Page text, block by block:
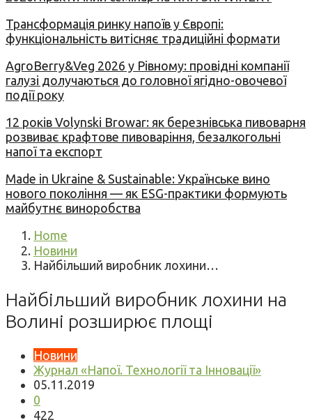
Трансформація ринку напоїв у Європі:
функціональність витісняє традиційні формати
AgroBerry&Veg 2026 у Рівному: провідні компанії
галузі долучаються до головної ягідно-овочевої
події року
12 років Volynski Browar: як березнівська пивоварня
розвиває крафтове пивоваріння, безалкогольні
напої та експорт
Made in Ukraine & Sustainable: Українське вино
нового покоління — як ESG-практики формують
майбутнє виноробства
Home
Новини
Найбільший виробник лохини…
Найбільший виробник лохини на
Волині розширює площі
Новини
Журнал «Напої. Технології та Інновації»
05.11.2019
0
422